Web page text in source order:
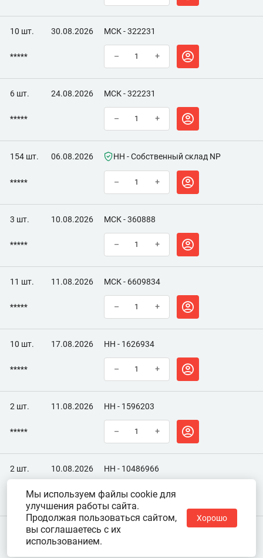
10 шт. 30.08.2026 МСК - 322231
***** – +
6 шт. 24.08.2026 МСК - 322231
***** – +
154 шт. 06.08.2026 НН - Собственный склад NP
***** – +
3 шт. 10.08.2026 МСК - 360888
***** – +
11 шт. 11.08.2026 МСК - 6609834
***** – +
10 шт. 17.08.2026 НН - 1626934
***** – +
2 шт. 11.08.2026 НН - 1596203
***** – +
2 шт. 10.08.2026 НН - 10486966
***** – +
Мы используем файлы cookie для
улучшения работы сайта.
Продолжая пользоваться сайтом,
вы соглашаетесь с их
использованием.
Хорошо